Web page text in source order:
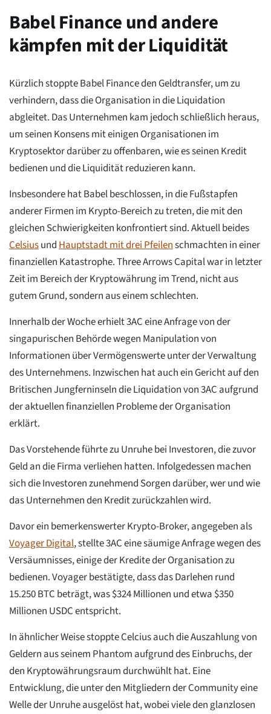
Babel Finance und andere
kämpfen mit der Liquidität
Kürzlich stoppte Babel Finance den Geldtransfer, um zu
verhindern, dass die Organisation in die Liquidation
abgleitet. Das Unternehmen kam jedoch schließlich heraus,
um seinen Konsens mit einigen Organisationen im
Kryptosektor darüber zu offenbaren, wie es seinen Kredit
bedienen und die Liquidität reduzieren kann.
Insbesondere hat Babel beschlossen, in die Fußstapfen
anderer Firmen im Krypto-Bereich zu treten, die mit den
gleichen Schwierigkeiten konfrontiert sind. Aktuell beides
CelsiusundHauptstadt mit drei Pfeilenschmachten in einer
finanziellen Katastrophe. Three Arrows Capital war in letzter
Zeit im Bereich der Kryptowährung im Trend, nicht aus
gutem Grund, sondern aus einem schlechten.
Innerhalb der Woche erhielt 3AC eine Anfrage von der
singapurischen Behörde wegen Manipulation von
Informationen über Vermögenswerte unter der Verwaltung
des Unternehmens. Inzwischen hat auch ein Gericht auf den
Britischen Jungferninseln die Liquidation von 3AC aufgrund
der aktuellen finanziellen Probleme der Organisation
erklärt.
Das Vorstehende führte zu Unruhe bei Investoren, die zuvor
Geld an die Firma verliehen hatten. Infolgedessen machen
sich die Investoren zunehmend Sorgen darüber, wer und wie
das Unternehmen den Kredit zurückzahlen wird.
Davor ein bemerkenswerter Krypto-Broker, angegeben als
Voyager Digital, stellte 3AC eine säumige Anfrage wegen des
Versäumnisses, einige der Kredite der Organisation zu
bedienen. Voyager bestätigte, dass das Darlehen rund
15.250 BTC beträgt, was $324 Millionen und etwa $350
Millionen USDC entspricht.
In ähnlicher Weise stoppte Celcius auch die Auszahlung von
Geldern aus seinem Phantom aufgrund des Einbruchs, der
den Kryptowährungsraum durchwühlt hat. Eine
Entwicklung, die unter den Mitgliedern der Community eine
Welle der Unruhe ausgelöst hat, wobei viele den glanzlosen